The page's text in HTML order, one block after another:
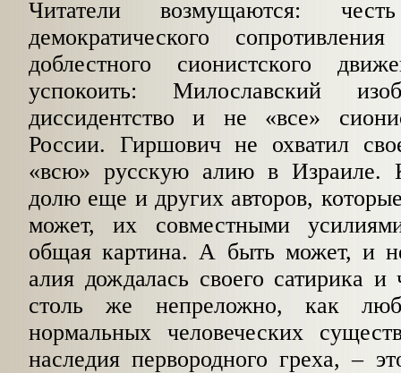
Читатели возмущаются:
демократического
доблестного сионистского
успокоить: Милославский
диссидентство и не «все»
России. Гиршович не охватил
«всю» русскую алию в Израиле.
долю еще и других авторов,
может, их сов­местными
общая картина. А быть может, и
алия дождалась своего сатирика
столь же непреложно, как
нормальных человеческих
наследия первородного греха, –